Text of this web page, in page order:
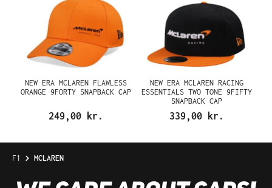
NEW ERA MCLAREN FLAWLESS
ORANGE 9FORTY SNAPBACK CAP
249,00 kr.
NEW ERA MCLAREN RACING
ESSENTIALS TWO TONE 9FIFTY
SNAPBACK CAP
339,00 kr.
F1 MCLAREN